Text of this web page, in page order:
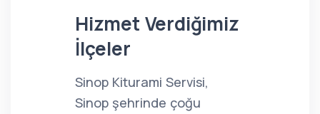
Hizmet Verdiğimiz
İlçeler
Sinop Kiturami Servisi,
Sinop şehrinde çoğu